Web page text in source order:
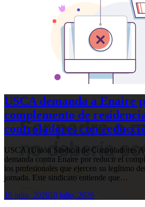
USCA demanda a Enaire
complemento de
controladores con
USCA (Unión Sindical de Controladores
demanda contra Enaire por reducir el
los profesionales que ejercen su legítimo
jornada. Este sindicato entiende que…
10 julio, 202610 julio, 2026